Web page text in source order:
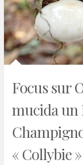
Focus sur
mucida un
« Collybie